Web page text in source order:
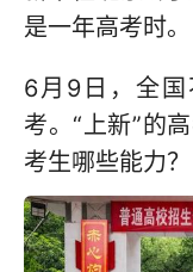
是一年高考时。
6月9日，全
考。“上新”的
考生哪些能力？